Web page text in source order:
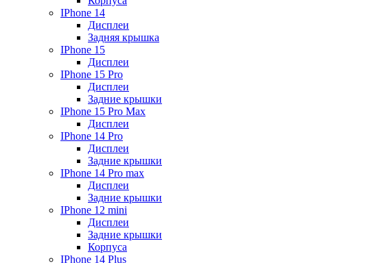
IPhone 14
Дисплеи
Задняя крышка
IPhone 15
Дисплеи
IPhone 15 Pro
Дисплеи
Задние крышки
IPhone 15 Pro Max
Дисплеи
IPhone 14 Pro
Дисплеи
Задние крышки
IPhone 14 Pro max
Дисплеи
Задние крышки
IPhone 12 mini
Дисплеи
Задние крышки
Корпуса
IPhone 14 Plus